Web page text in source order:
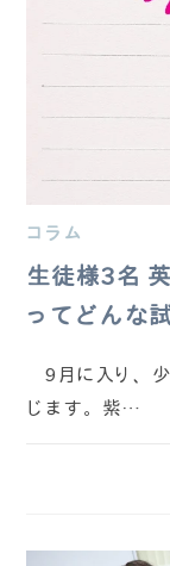
コラム
生徒様3名
ってどんな
9月に入り、少
じます。紫…